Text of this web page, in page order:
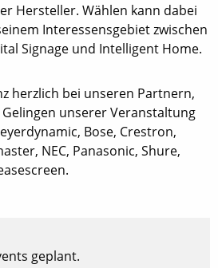
geplant.
Hersteller. Wählen kann dabei
Interessensgebiet zwischen
Signage und Intelligent Home.
herzlich bei unseren Partnern,
unserer Veranstaltung
Bose, Crestron,
NEC, Panasonic, Shure,